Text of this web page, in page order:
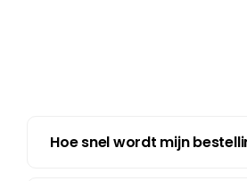
Hoe snel wordt mijn